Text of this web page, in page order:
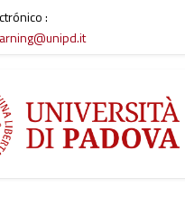
principal
: